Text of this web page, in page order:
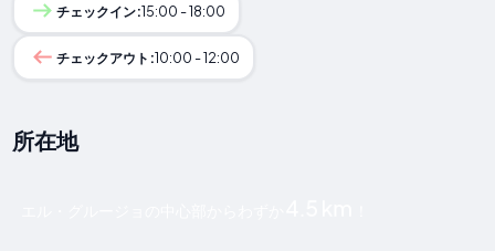
チェックイン:15:00 - 18:00
チェックアウト:10:00 - 12:00
所在地